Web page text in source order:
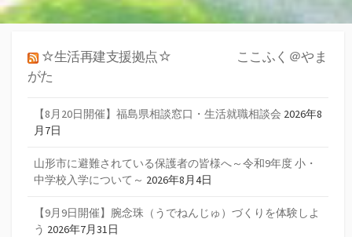
☆生活再建支援拠点☆ ここふく＠やま
がた
【8月20日開催】福島県相談窓口・生活就職相談会 2026年8
月7日
山形市に避難されている保護者の皆様へ～令和9年度 小・
中学校入学について～ 2026年8月4日
【9月9日開催】腕念珠（うでねんじゅ）づくりを体験しよ
う 2026年7月31日